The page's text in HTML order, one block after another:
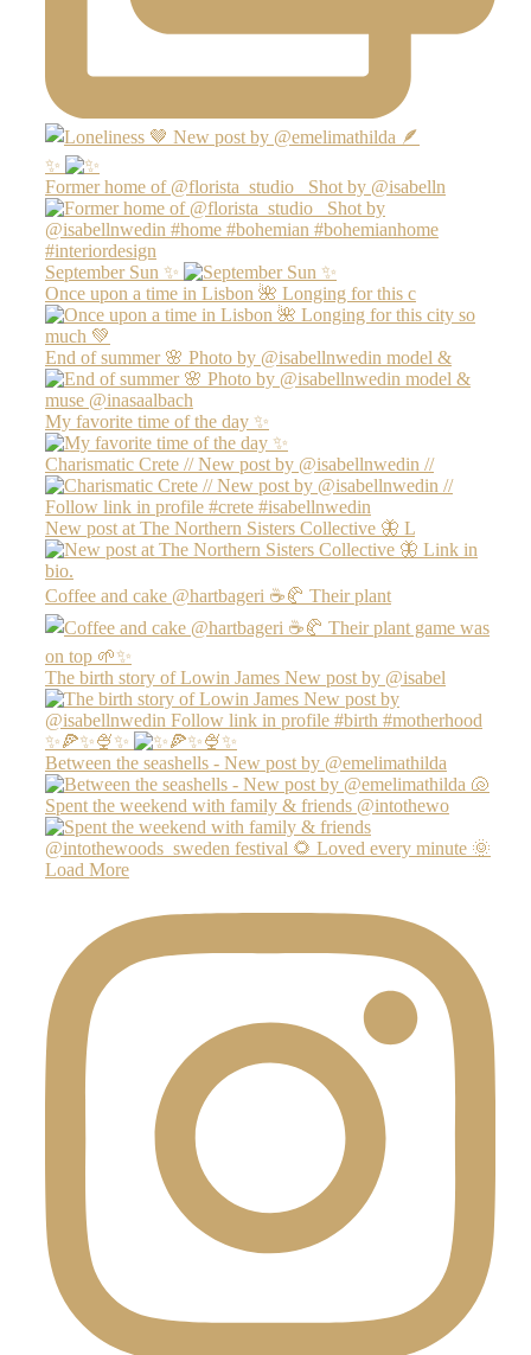
✨
Former home of @florista_studio_ Shot by @isabelln
September Sun ✨
Once upon a time in Lisbon 🌺 Longing for this c
End of summer 🌸 Photo by @isabellnwedin model &
My favorite time of the day ✨
Charismatic Crete // New post by @isabellnwedin //
New post at The Northern Sisters Collective 🦋 L
Coffee and cake @hartbageri ☕️🥐 Their plant
The birth story of Lowin James New post by @isabel
✨🍕✨🍨✨
Between the seashells - New post by @emelimathilda
Spent the weekend with family & friends @intothewo
Load More